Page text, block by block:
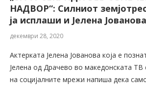
НАДВОР“: Силниот
ја исплаши и Јелена Јованова
декември 28, 2020
Актерката Јелена Јованова која е
Јелена од Драчево во македонската ТВ
на социјалните мрежи напиша дека